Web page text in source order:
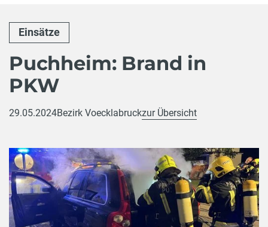
Einsätze
Puchheim: Brand in
PKW
29.05.2024Bezirk Voecklabruckzur Übersicht